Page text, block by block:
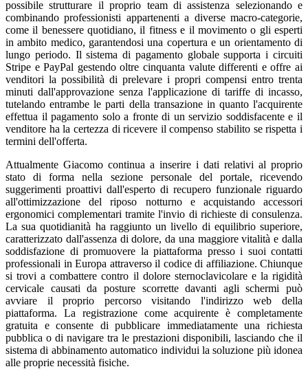
possibile strutturare il proprio team di assistenza selezionando e
combinando professionisti appartenenti a diverse macro-categorie,
come il benessere quotidiano, il fitness e il movimento o gli esperti
in ambito medico, garantendosi una copertura e un orientamento di
lungo periodo. Il sistema di pagamento globale supporta i circuiti
Stripe e PayPal gestendo oltre cinquanta valute differenti e offre ai
venditori la possibilità di prelevare i propri compensi entro trenta
minuti dall'approvazione senza l'applicazione di tariffe di incasso,
tutelando entrambe le parti della transazione in quanto l'acquirente
effettua il pagamento solo a fronte di un servizio soddisfacente e il
venditore ha la certezza di ricevere il compenso stabilito se rispetta i
termini dell'offerta.
Attualmente Giacomo continua a inserire i dati relativi al proprio
stato di forma nella sezione personale del portale, ricevendo
suggerimenti proattivi dall'esperto di recupero funzionale riguardo
all'ottimizzazione del riposo notturno e acquistando accessori
ergonomici complementari tramite l'invio di richieste di consulenza.
La sua quotidianità ha raggiunto un livello di equilibrio superiore,
caratterizzato dall'assenza di dolore, da una maggiore vitalità e dalla
soddisfazione di promuovere la piattaforma presso i suoi contatti
professionali in Europa attraverso il codice di affiliazione. Chiunque
si trovi a combattere contro il dolore sternoclavicolare e la rigidità
cervicale causati da posture scorrette davanti agli schermi può
avviare il proprio percorso visitando l'indirizzo web della
piattaforma. La registrazione come acquirente è completamente
gratuita e consente di pubblicare immediatamente una richiesta
pubblica o di navigare tra le prestazioni disponibili, lasciando che il
sistema di abbinamento automatico individui la soluzione più idonea
alle proprie necessità fisiche.